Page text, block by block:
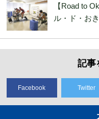
【Road to
ル・ド・お
記事
Facebook Twitter